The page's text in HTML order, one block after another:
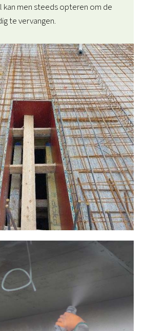
men steeds opteren om de
te vervangen.